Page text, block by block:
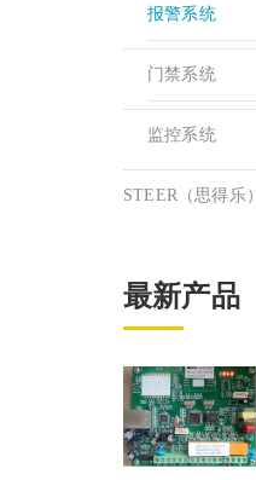
报警系统
门禁系统
监控系统
STEER（思得乐）
最新产品